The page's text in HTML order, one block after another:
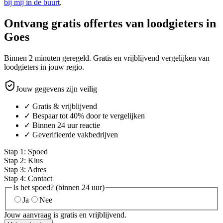
bij mij in de buurt.
Ontvang gratis offertes van loodgieters in
Goes
Binnen 2 minuten geregeld. Gratis en vrijblijvend vergelijken van
loodgieters in jouw regio.
Jouw gegevens zijn veilig
✓ Gratis & vrijblijvend
✓ Bespaar tot 40% door te vergelijken
✓ Binnen 24 uur reactie
✓ Geverifieerde vakbedrijven
Stap 1 : Spoed
Stap 2: Klus
Stap 3: Adres
Stap 4: Contact
Is het spoed? (binnen 24 uur)
Ja
Nee
Jouw aanvraag is gratis en vrijblijvend.